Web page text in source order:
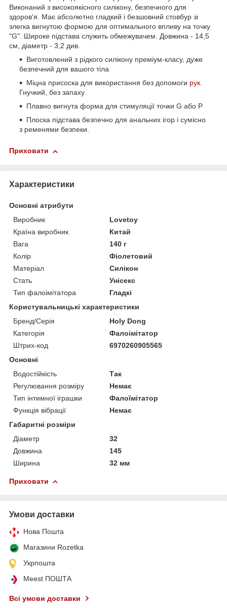
Виконаний з високоякісного силікону, безпечного для
здоров'я. Має абсолютно гладкий і безшовний стовбур зі
злегка вигнутою формою для оптимального впливу на точку
"G". Широке підстава служить обмежувачем. Довжина - 14,5
см, діаметр - 3,2 див.
Виготовлений з рідкого силікону преміум-класу, дуже
безпечний для вашого тіла
Міцна присоска для використання без допомоги рук.
Гнучкий, без запаху
Плавно вигнута форма для стимуляції точки G або P
Плоска підстава безпечно для анальних ігор і сумісно
з ременями безпеки.
Приховати
Характеристики
Основні атрибути
Виробник
Lovetoy
Країна виробник
Китай
Вага
140 г
Колір
Фіолетовий
Матеріал
Силікон
Стать
Унісекс
Тип фалоімітатора
Гладкі
Користувальницькі характеристики
Бренд/Серія
Holy Dong
Категорія
Фалоімітатор
Штрих-код
6970260905565
Основні
Водостійкість
Так
Регулювання розміру
Немає
Тип інтимної іграшки
Фалоїмітатор
Функція вібрації
Немає
Габаритні розміри
Діаметр
32
Довжина
145
Ширина
32 мм
Приховати
Умови доставки
Нова Пошта
Магазини Rozetka
Укрпошта
Meest ПОШТА
Всі умови доставки